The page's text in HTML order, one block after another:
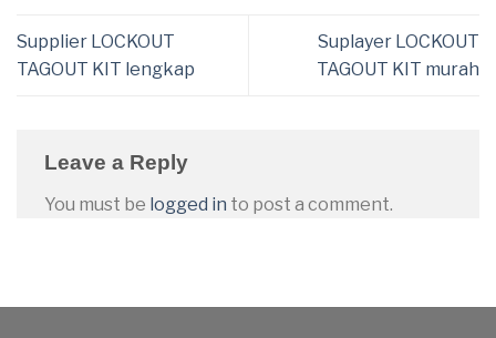
Supplier LOCKOUT
TAGOUT KIT lengkap
Suplayer LOCKOUT
TAGOUT KIT murah
Leave a Reply
You must be logged in to post a comment.